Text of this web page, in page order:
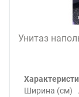
Унитаз
Ширина (см)